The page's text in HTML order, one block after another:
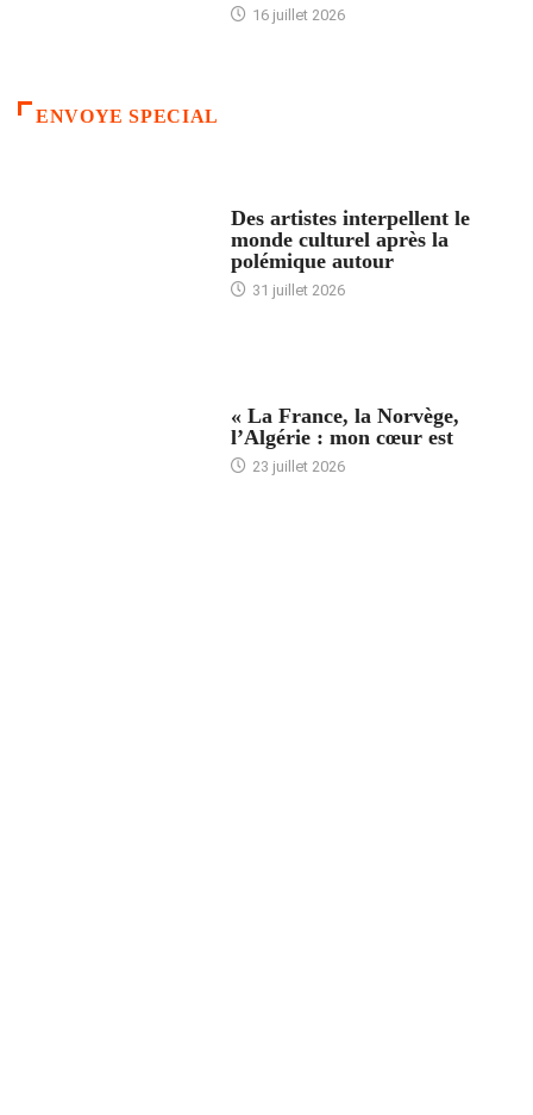
16 juillet 2026
ENVOYE SPECIAL
Des artistes interpellent le
monde culturel après la
polémique autour
31 juillet 2026
« La France, la Norvège,
l’Algérie : mon cœur est
23 juillet 2026